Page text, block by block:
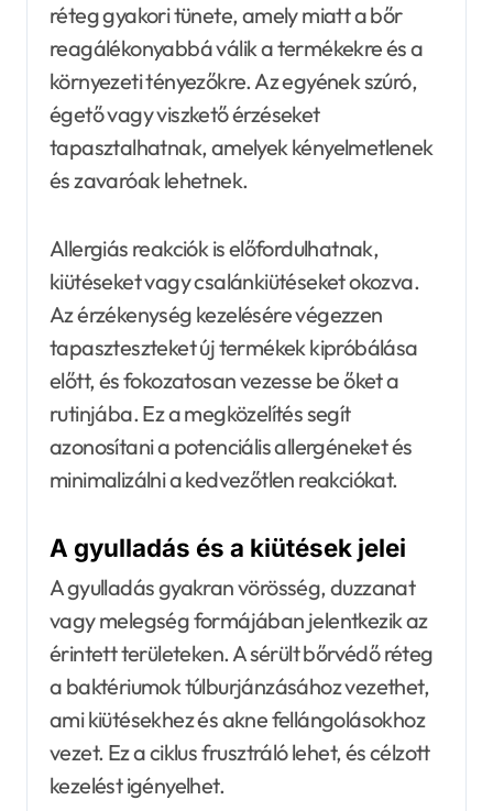
réteg gyakori tünete, amely miatt a bőr
reagálékonyabbá válik a termékekre és a
környezeti tényezőkre. Az egyének szúró,
égető vagy viszkető érzéseket
tapasztalhatnak, amelyek kényelmetlenek
és zavaróak lehetnek.
Allergiás reakciók is előfordulhatnak,
kiütéseket vagy csalánkiütéseket okozva.
Az érzékenység kezelésére végezzen
tapaszteszteket új termékek kipróbálása
előtt, és fokozatosan vezesse be őket a
rutinjába. Ez a megközelítés segít
azonosítani a potenciális allergéneket és
minimalizálni a kedvezőtlen reakciókat.
A gyulladás és a kiütések jelei
A gyulladás gyakran vörösség, duzzanat
vagy melegség formájában jelentkezik az
érintett területeken. A sérült bőrvédő réteg
a baktériumok túlburjánzásához vezethet,
ami kiütésekhez és akne fellángolásokhoz
vezet. Ez a ciklus frusztráló lehet, és célzott
kezelést igényelhet.